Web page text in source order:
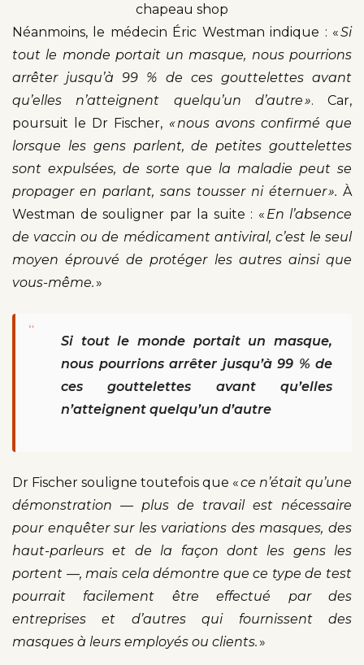
chapeau shop
Néanmoins, le médecin Éric Westman indique : «Si
tout le monde portait un masque, nous pourrions
arrêter jusqu’à 99 % de ces gouttelettes avant
qu’elles n’atteignent quelqu’un d’autre ». Car,
poursuit le Dr Fischer, « nous avons confirmé que
lorsque les gens parlent, de petites gouttelettes
sont expulsées, de sorte que la maladie peut se
propager en parlant, sans tousser ni éternuer ». À
Westman de souligner par la suite : « En l’absence
de vaccin ou de médicament antiviral, c’est le seul
moyen éprouvé de protéger les autres ainsi que
vous-même.»
“
Si tout le monde portait un masque,
nous pourrions arrêter jusqu’à 99 % de
ces gouttelettes avant qu’elles
n’atteignent quelqu’un d’autre
Dr Fischer souligne toutefois que «ce n’était qu’une
démonstration — plus de travail est nécessaire
pour enquêter sur les variations des masques, des
haut-parleurs et de la façon dont les gens les
portent —, mais cela démontre que ce type de test
pourrait facilement être effectué par des
entreprises et d’autres qui fournissent des
masques à leurs employés ou clients.»